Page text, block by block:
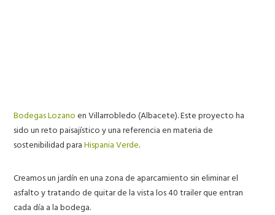
Bodegas Lozano en Villarrobledo (Albacete). Este proyecto ha
sido un reto paisajístico y una referencia en materia de
sostenibilidad paraHispania Verde.
Creamos un jardín en una zona de aparcamiento sin eliminar el
asfalto y tratando de quitar de la vista los 40 trailer que entran
cada día a la bodega.